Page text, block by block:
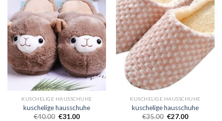
KUSCHELIGE HAUSSCHUHE
kuschelige hausschuhe
€40.00 €31.00
KUSCHELIGE HAUSSCHUHE
kuschelige hausschuhe
€35.00 €27.00